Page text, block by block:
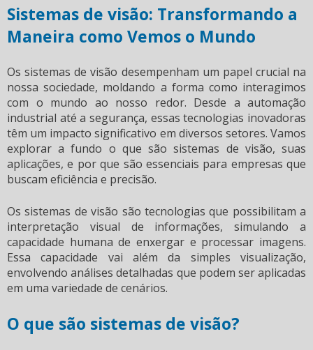
Sistemas de visão: Transformando a
Maneira como Vemos o Mundo
Ossistemas de visão desempenham um papel crucial na
nossa sociedade, moldando a forma como interagimos
com o mundo ao nosso redor. Desde a automação
industrial até a segurança, essas tecnologias inovadoras
têm um impacto significativo em diversos setores. Vamos
explorar a fundo o que sãosistemas de visão, suas
aplicações, e por que são essenciais para empresas que
buscam eficiência e precisão.
Ossistemas de visão são tecnologias que possibilitam a
interpretação visual de informações, simulando a
capacidade humana de enxergar e processar imagens.
Essa capacidade vai além da simples visualização,
envolvendo análises detalhadas que podem ser aplicadas
em uma variedade de cenários.
O que são sistemas de visão?